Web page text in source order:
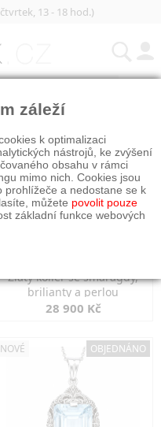
13 - 18 hod.)
Zlatý kolier se smaragdy,
brilianty a perlou
28 900 Kč
NOVÉ OBJEDNÁNO
záleží
k optimalizaci
nástrojů, ke zvýšení
obsahu v rámci
mimo nich. Cookies jsou
prohlížeče a nedostane se k
můžete povolit pouze
základní funkce webových